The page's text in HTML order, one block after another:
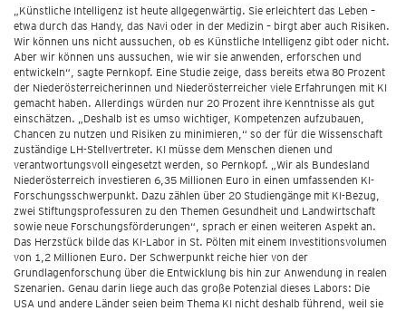
„Künstliche Intelligenz ist heute allgegenwärtig. Sie erleichtert das Leben –
etwa durch das Handy, das Navi oder in der Medizin – birgt aber auch Risiken.
Wir können uns nicht aussuchen, ob es Künstliche Intelligenz gibt oder nicht.
Aber wir können uns aussuchen, wie wir sie anwenden, erforschen und
entwickeln“, sagte Pernkopf. Eine Studie zeige, dass bereits etwa 80 Prozent
der Niederösterreicherinnen und Niederösterreicher viele Erfahrungen mit KI
gemacht haben. Allerdings würden nur 20 Prozent ihre Kenntnisse als gut
einschätzen. „Deshalb ist es umso wichtiger, Kompetenzen aufzubauen,
Chancen zu nutzen und Risiken zu minimieren,“ so der für die Wissenschaft
zuständige LH-Stellvertreter. KI müsse dem Menschen dienen und
verantwortungsvoll eingesetzt werden, so Pernkopf. „Wir als Bundesland
Niederösterreich investieren 6,35 Millionen Euro in einen umfassenden KI-
Forschungsschwerpunkt. Dazu zählen über 20 Studiengänge mit KI-Bezug,
zwei Stiftungsprofessuren zu den Themen Gesundheit und Landwirtschaft
sowie neue Forschungsförderungen“, sprach er einen weiteren Aspekt an.
Das Herzstück bilde das KI-Labor in St. Pölten mit einem Investitionsvolumen
von 1,2 Millionen Euro. Der Schwerpunkt reiche hier von der
Grundlagenforschung über die Entwicklung bis hin zur Anwendung in realen
Szenarien. Genau darin liege auch das große Potenzial dieses Labors: Die
USA und andere Länder seien beim Thema KI nicht deshalb führend, weil sie